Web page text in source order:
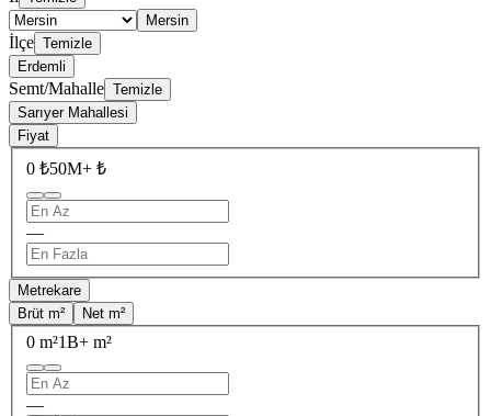
Mersin
İlçe Temizle
Erdemli
Semt/Mahalle Temizle
Sarıyer Mahallesi
Fiyat
0 ₺50M+ ₺
—
Metrekare
Brüt m²
Net m²
0 m²1B+ m²
—